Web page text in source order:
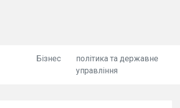
Бізнес
політика та державне
управління